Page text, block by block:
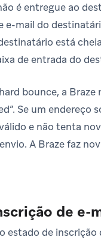
é entregue ao
e-mail do
está
de entrada do
bounce, a
Se um endereço
e não tenta
A Braze faz
de e-
estado de inscrição